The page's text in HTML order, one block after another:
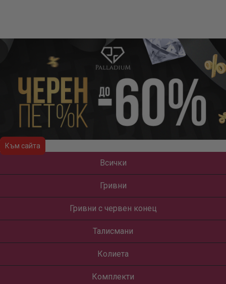
Към сайта
Всички
Гривни
Гривни с червен конец
Талисмани
Колиета
Комплекти